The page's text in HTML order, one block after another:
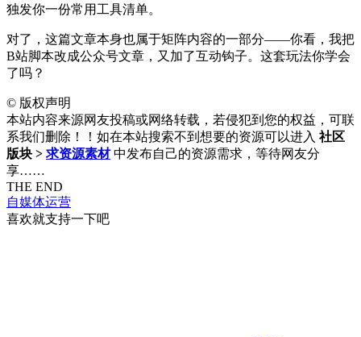
独发你一份常用工具清单。
对了，这篇文章本身也属于矩阵内容的一部分——你看，我把
B站脚本改成公众号文章，又加了互动钩子。这套玩法你学会
了吗？
© 版权声明
本站内容来源网友投稿或网络转载，若侵犯到您的权益，可联
系我们删除！！如在本站搜索不到想要的资源可以进入 社区
版块 > 求资源素材 中发布自己的资源需求，等待网友分
享……
THE END
自媒体运营
喜欢就支持一下吧